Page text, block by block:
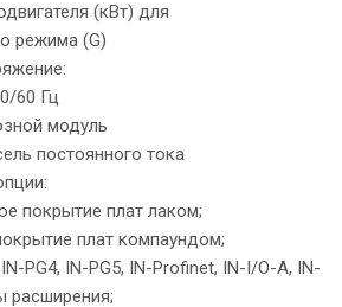
(кВт) для
режима (G)
60 Гц
модуль
постоянного тока
покрытие плат лаком;
плат компаундом;
PG4, IN-PG5, IN-Profinet, IN-I/O-A, IN-
расширения;